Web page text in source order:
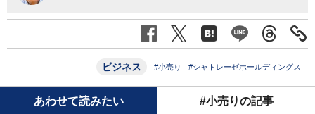
ビジネス #小売り #シャトレーゼホールディングス
あわせて読みたい #小売りの記事